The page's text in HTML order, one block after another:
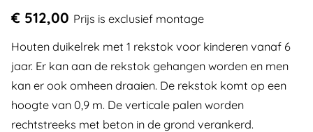
€ 512,00 Prijs is exclusief montage
Houten duikelrek met 1 rekstok voor kinderen vanaf 6
jaar. Er kan aan de rekstok gehangen worden en men
kan er ook omheen draaien. De rekstok komt op een
hoogte van 0,9 m. De verticale palen worden
rechtstreeks met beton in de grond verankerd.